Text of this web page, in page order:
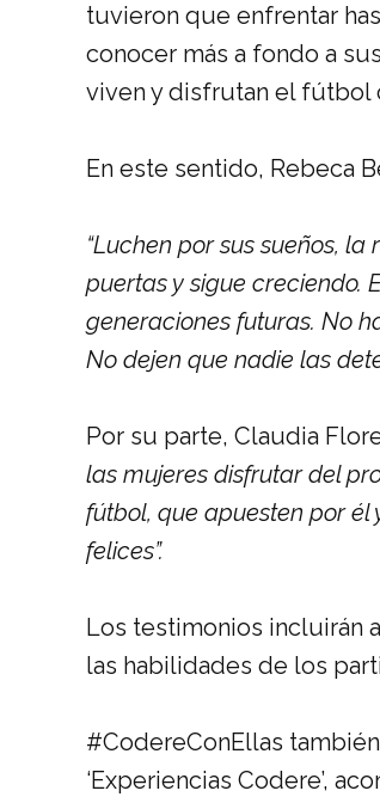
tuvieron que enfrentar
conocer más a fondo a
viven y disfrutan el fútbol
En este sentido, Rebeca
“Luchen por sus sueños,
puertas y sigue creciendo.
generaciones futuras. No
No dejen que nadie las
Por su parte, Claudia
las mujeres disfrutar del
fútbol, que apuesten por él
felices”.
Los testimonios incluirán
las habilidades de los
#CodereConEllas
‘Experiencias Codere’,